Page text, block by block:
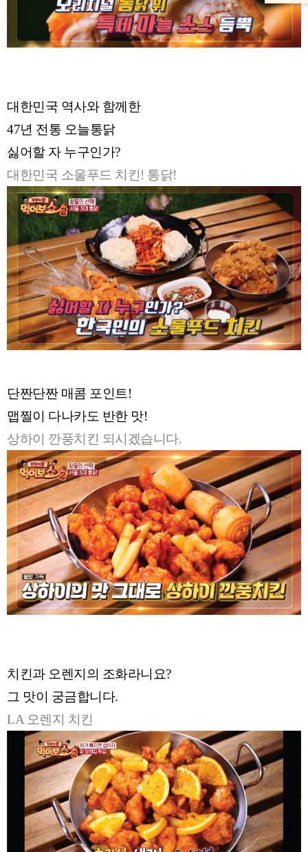
대한민국 역사와 함께한
47년 전통 오늘통닭
싫어할 자 누구인가?
대한민국 소울푸드 치킨! 통닭!
단짠단짠 매콤 포인트!
맵찔이 다나카도 반한 맛!
상하이 깐풍치킨 되시겠습니다.
치킨과 오렌지의 조화라니요?
그 맛이 궁금합니다.
LA 오렌지 치킨